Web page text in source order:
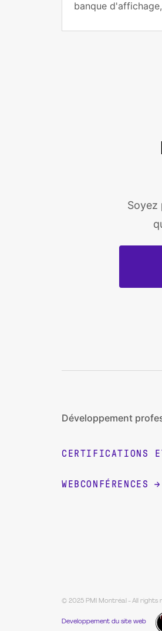
banque
Soyez
Développement
CERTIFICATIONS
WEBCONFÉRENCES
© 2025 PMI Montréal - All rights
Developpement du site web